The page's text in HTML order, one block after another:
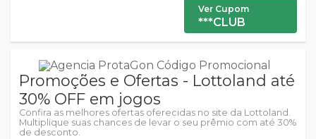
Ver Cupom
***CLUB
Promoções e Ofertas - Lottoland até
30% OFF em jogos
Confira as melhores ofertas oferecidas no site da Lottoland.
Multiplique suas chances de levar o seu prêmio com até 30%
de desconto.